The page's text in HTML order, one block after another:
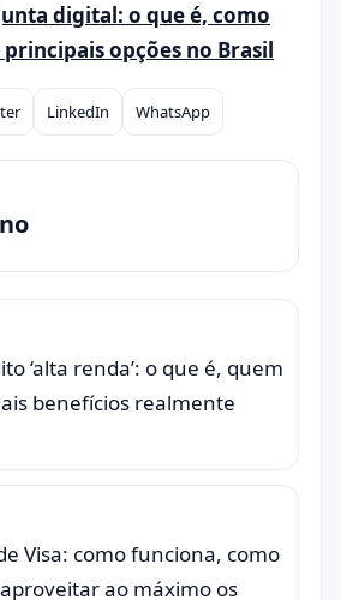
digital: o que é, como
opções no Brasil
LinkedIn WhatsApp
‘alta renda’: o que é, quem
benefícios realmente
Visa: como funciona, como
ao máximo os